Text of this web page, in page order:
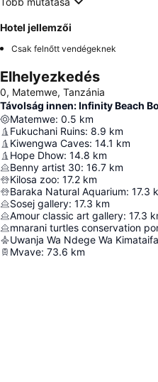
Hotel jellemzői
Csak felnőtt vendégeknek
Elhelyezkedés
0, Matemwe, Tanzánia
Távolság innen: Infinity Beach
Matemwe: 0.5 km
Fukuchani Ruins: 8.9 km
Kiwengwa Caves: 14.1 km
Hope Dhow: 14.8 km
Benny artist 30: 16.7 km
Kilosa zoo: 17.2 km
Baraka Natural Aquarium: 17.3
Sosej gallery: 17.3 km
Amour classic art gallery: 17.3
mnarani turtles conservation
Uwanja Wa Ndege Wa
Mvave: 73.6 km